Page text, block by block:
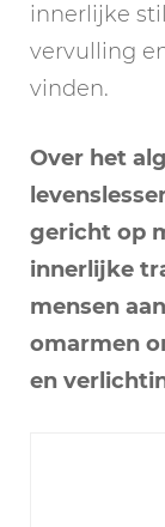
innerlijke
vervulling
vinden.
Over het
gericht op
innerlijke
mensen
omarmen
en